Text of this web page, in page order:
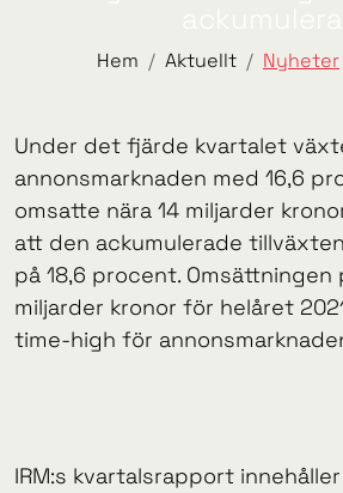
Hem Aktuellt Nyheter
Under det fjärde kvartalet
annonsmarknaden med 16,6
omsatte nära 14 miljarder
att den ackumulerade
på 18,6 procent.
miljarder kronor för helåret
time-high för
IRM:s kvartalsrapport